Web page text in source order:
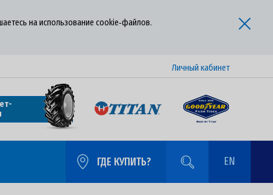
на использование cookie‑файлов.
Личный кабинет
ГДЕ КУПИТЬ? EN